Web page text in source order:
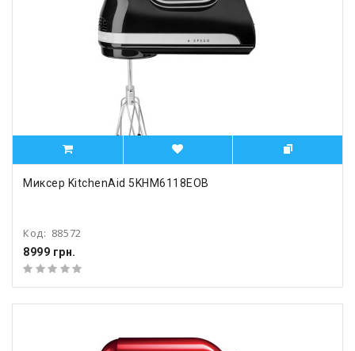
Миксер KitchenAid 5KHM6118EOB
Код: 88572
8999 грн.